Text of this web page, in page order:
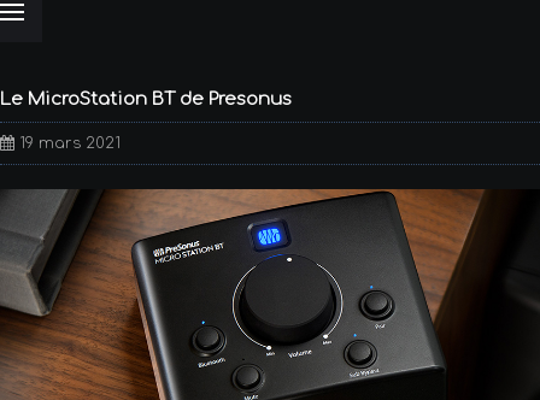
Le MicroStation BT de Presonus
19 mars 2021